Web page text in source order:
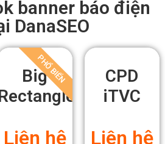
banner báo điện
DanaSEO
Rectangle
PHỔ BIẾN
iTVC